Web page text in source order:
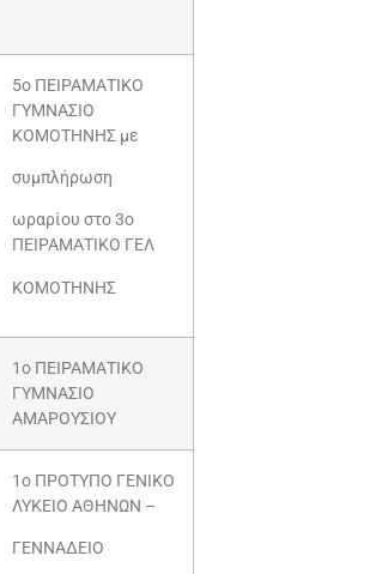
5ο ΠΕΙΡΑΜΑΤΙΚΟ
ΓΥΜΝΑΣΙΟ
ΚΟΜΟΤΗΝΗΣ με
συμπλήρωση
ωραρίου στο 3ο
ΠΕΙΡΑΜΑΤΙΚΟ ΓΕΛ
ΚΟΜΟΤΗΝΗΣ
1ο ΠΕΙΡΑΜΑΤΙΚΟ
ΓΥΜΝΑΣΙΟ
ΑΜΑΡΟΥΣΙΟΥ
1ο ΠΡΟΤΥΠΟ ΓΕΝΙΚΟ
ΛΥΚΕΙΟ ΑΘΗΝΩΝ –
ΓΕΝΝΑΔΕΙΟ